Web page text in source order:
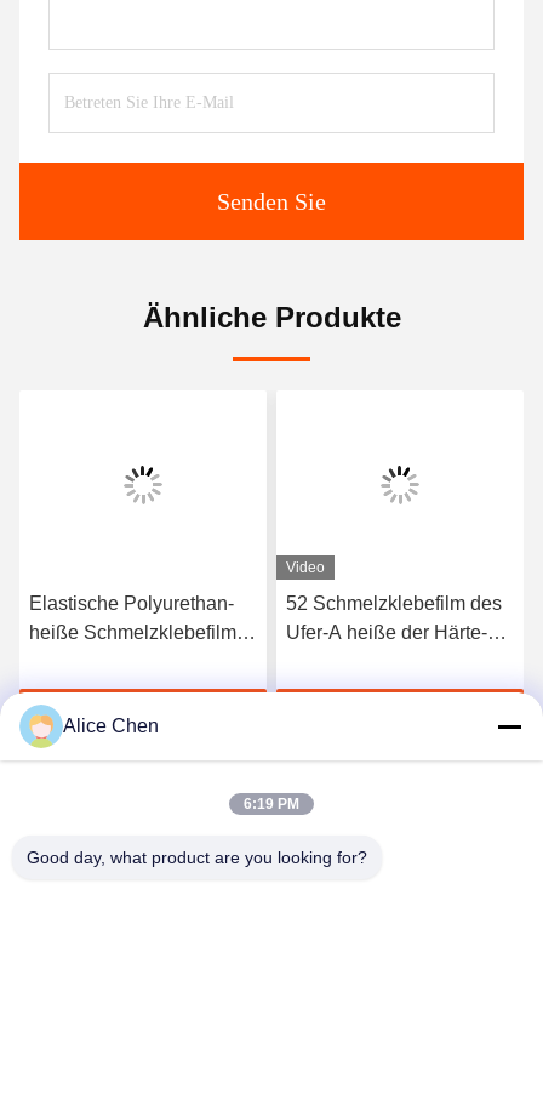
Senden Sie
Ähnliche Produkte
Elastische Polyurethan-
heiße Schmelzklebefilm
Jetzt Chatten
Video
52 Schmelzklebefilm des
Ufer-A heiße der Härte-
Unterwäsche
Alice Chen
6:19 PM
Good day, what product are you looking for?